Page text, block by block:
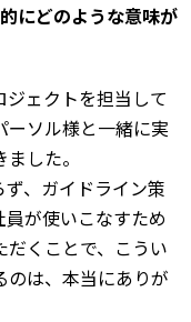
にどのような意味が
ェクトを担当して
ーソル様と一緒に実
した。
、ガイドライン策
が使いこなすため
くことで、こうい
のは、本当にありが